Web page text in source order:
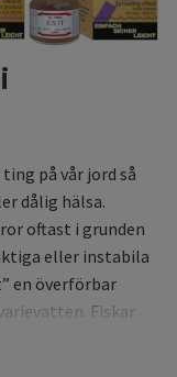
på vår jord så
dålig hälsa.
oftast i grunden
eller instabila
en överförbar
Fiskar